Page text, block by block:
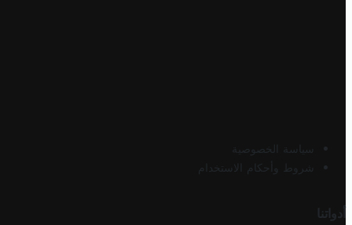
سياسة الخصوصية
شروط وأحكام الاستخدام
أدواتنا